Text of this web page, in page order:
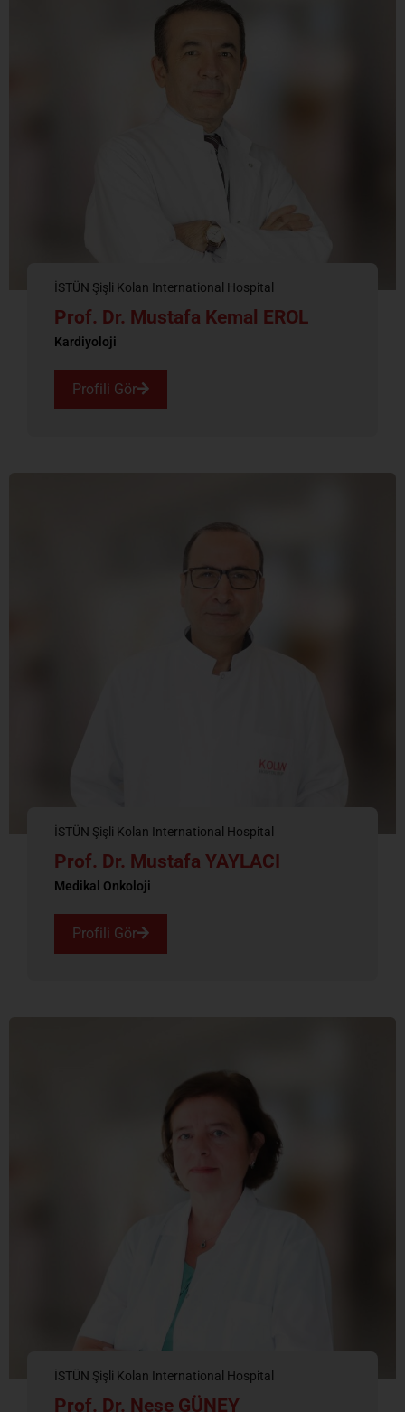
İSTÜN Şişli Kolan International Hospital
Prof. Dr. Mustafa Kemal EROL
Kardiyoloji
Profili Gör
İSTÜN Şişli Kolan International Hospital
Prof. Dr. Mustafa YAYLACI
Medikal Onkoloji
Profili Gör
İSTÜN Şişli Kolan International Hospital
Prof. Dr. Neşe GÜNEY